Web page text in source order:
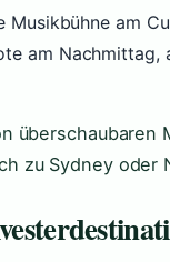
am
am Nachmittag,
überschaubaren
zu Sydney oder